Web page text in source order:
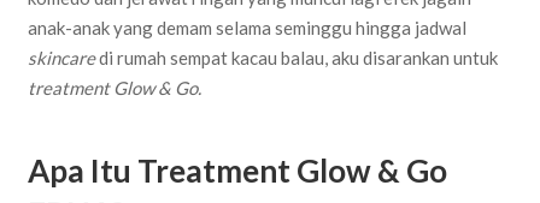
anak-anak yang demam selama seminggu hingga jadwal
skincaredi rumah sempat kacau balau, aku disarankan untuk
treatment Glow & Go.
Apa Itu Treatment Glow & Go